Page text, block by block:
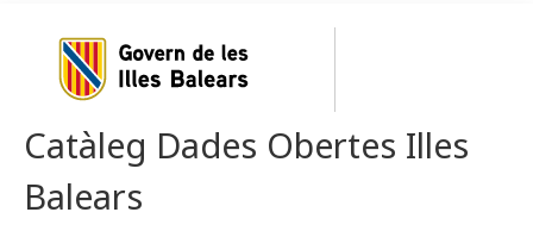
Catàleg Dades Obertes Illes
Balears